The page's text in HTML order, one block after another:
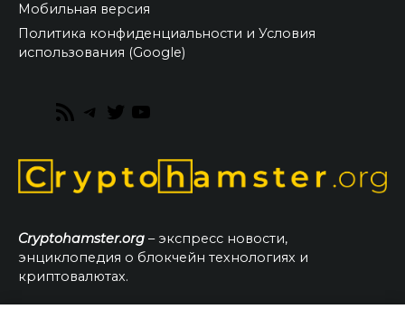
Мобильная версия
Политика конфиденциальности и Условия
использования (Google)
RSS
Telegram
Twitter
Cryptohamster.org – экспресс новости,
энциклопедия о блокчейн технологиях и
криптовалютах.